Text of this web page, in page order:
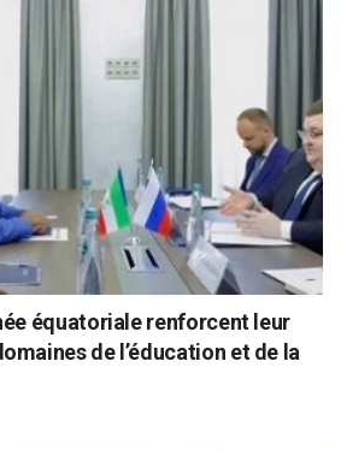
équatoriale renforcent leur
de l’éducation et de la